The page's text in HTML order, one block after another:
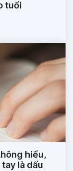
tuổi
hiểu,
là dấu